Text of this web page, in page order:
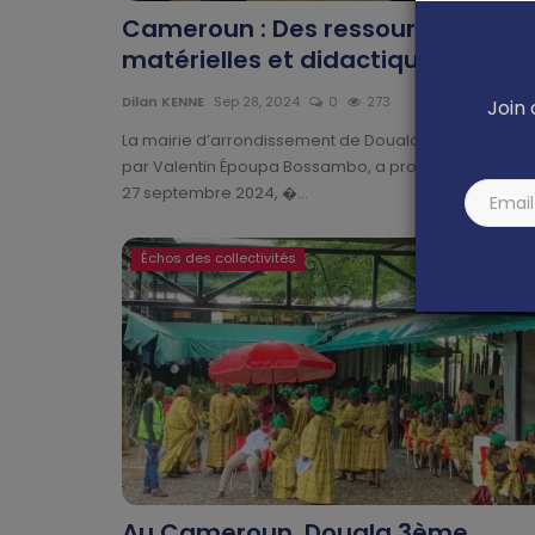
Join
Cameroun : Des ressources
matérielles et didactiques po...
Dilan KENNE Sep 28, 2024 0 273
La mairie d’arrondissement de Douala 3ème,
par Valentin Époupa Bossambo, a procédé vendredi,
27 septembre 2024, �...
Échos des collectivités